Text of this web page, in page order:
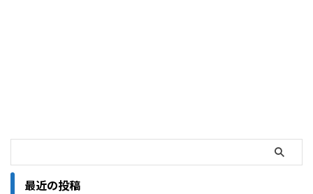
最近の投稿